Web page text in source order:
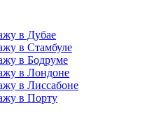
в Дубае
в Стамбуле
в Бодруме
в Лондоне
в Лиссабоне
в Порту